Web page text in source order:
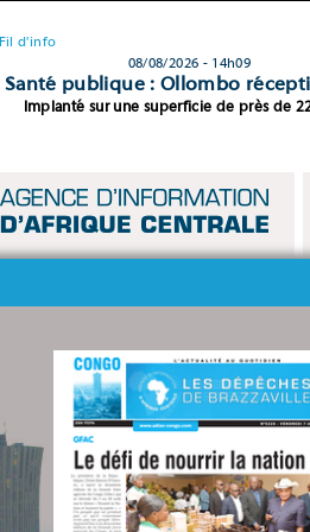
Fil d'info
08/08/2026 - 14h09
Santé publique : Ollombo
Implanté sur une superficie de près de